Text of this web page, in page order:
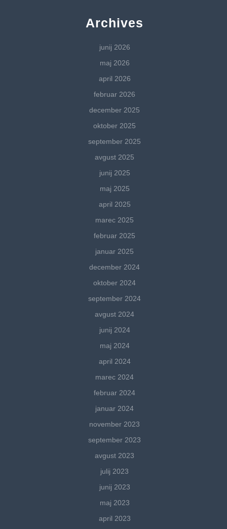
Archives
junij 2026
maj 2026
april 2026
februar 2026
december 2025
oktober 2025
september 2025
avgust 2025
junij 2025
maj 2025
april 2025
marec 2025
februar 2025
januar 2025
december 2024
oktober 2024
september 2024
avgust 2024
junij 2024
maj 2024
april 2024
marec 2024
februar 2024
januar 2024
november 2023
september 2023
avgust 2023
julij 2023
junij 2023
maj 2023
april 2023